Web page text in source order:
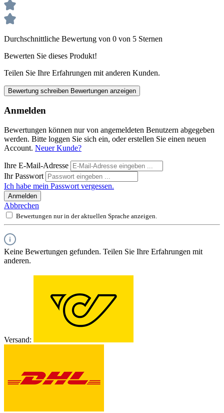
Durchschnittliche Bewertung von 0 von 5 Sternen
Bewerten Sie dieses Produkt!
Teilen Sie Ihre Erfahrungen mit anderen Kunden.
Bewertung schreiben Bewertungen anzeigen
Anmelden
Bewertungen können nur von angemeldeten Benutzern abgegeben
werden. Bitte loggen Sie sich ein, oder erstellen Sie einen neuen
Account. Neuer Kunde?
Ihre E-Mail-Adresse
Ihr Passwort
Ich habe mein Passwort vergessen.
Anmelden
Abbrechen
Bewertungen nur in der aktuellen Sprache anzeigen.
Keine Bewertungen gefunden. Teilen Sie Ihre Erfahrungen mit
anderen.
Versand: